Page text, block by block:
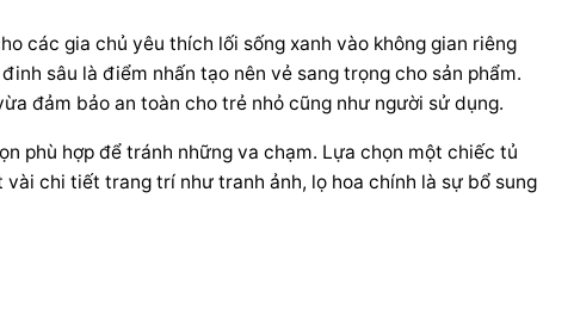
các gia chủ yêu thích lối sống xanh vào không gian riêng
sâu là điểm nhấn tạo nên vẻ sang trọng cho sản phẩm.
đảm bảo an toàn cho trẻ nhỏ cũng như người sử dụng.
phù hợp để tránh những va chạm. Lựa chọn một chiếc tủ
chi tiết trang trí như tranh ảnh, lọ hoa chính là sự bổ sung